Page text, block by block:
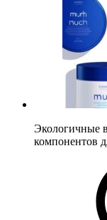
Экологичные
компонентов